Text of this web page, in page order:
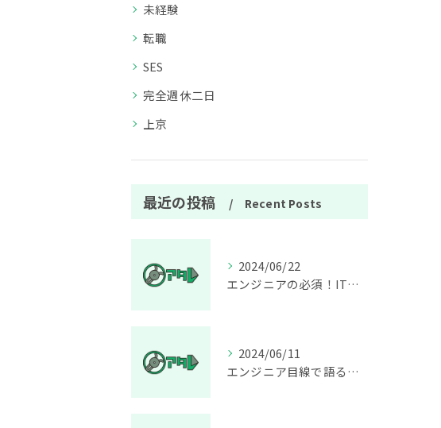
未経験
転職
SES
完全週休二日
上京
最近の投稿 Recent Posts
2024/06/22
エンジニアの必須！IT技術スキルの最新動向とは？
2024/06/11
エンジニア目線で語る、「sesブラック企業」の実態と対策。